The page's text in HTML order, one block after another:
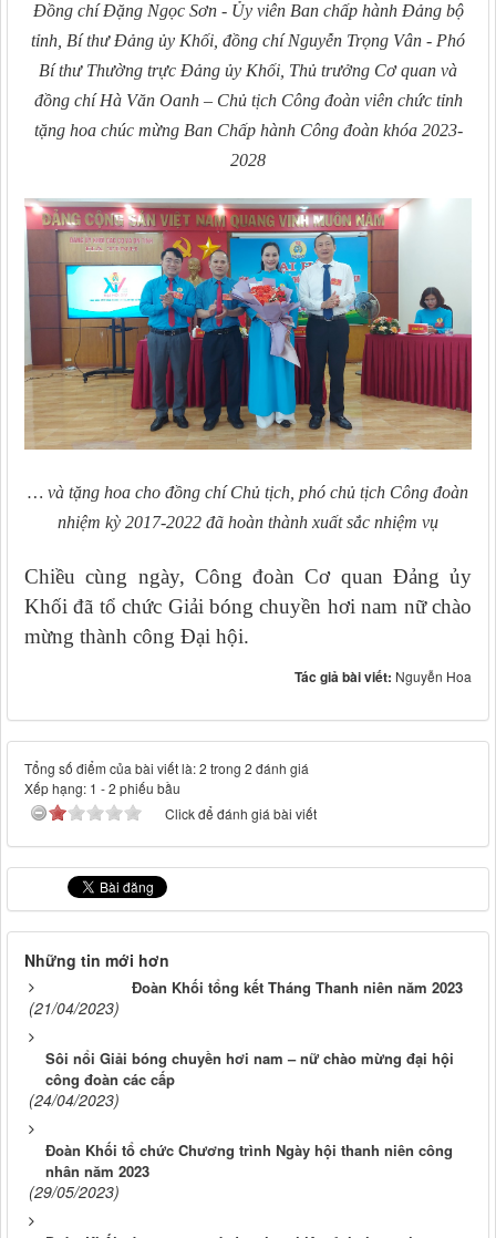
Đồng chí Đặng Ngọc Sơn - Ủy viên Ban chấp hành Đảng bộ
tỉnh, Bí thư Đảng ủy Khối, đồng chí Nguyễn Trọng Vân - Phó
Bí thư Thường trực Đảng ủy Khối, Thủ trưởng Cơ quan và
đồng chí Hà Văn Oanh – Chủ tịch Công đoàn viên chức tỉnh
tặng hoa chúc mừng Ban Chấp hành Công đoàn khóa 2023-
2028
… và tặng hoa cho đồng chí Chủ tịch, phó chủ tịch Công đoàn
nhiệm kỳ 2017-2022 đã hoàn thành xuất sắc nhiệm vụ
Chiều cùng ngày, Công đoàn Cơ quan Đảng ủy
Khối đã tổ chức Giải bóng chuyền hơi nam nữ chào
mừng thành công Đại hội.
Tác giả bài viết: Nguyễn Hoa
Tổng số điểm của bài viết là: 2 trong 2 đánh giá
Xếp hạng: 1 -2 phiếu bầu
Click để đánh giá bài viết
Những tin mới hơn
Đoàn Khối tổng kết Tháng Thanh niên năm 2023
(21/04/2023)
Sôi nổi Giải bóng chuyền hơi nam – nữ chào mừng đại hội
công đoàn các cấp
(24/04/2023)
Đoàn Khối tổ chức Chương trình Ngày hội thanh niên công
nhân năm 2023
(29/05/2023)